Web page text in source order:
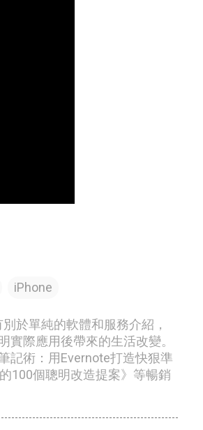
iPhone
於單純的軟體和服務介紹，
際應用後帶來的生活改變。
記術：用Evernote打造快狠準
100個聰明改造提案》等暢銷